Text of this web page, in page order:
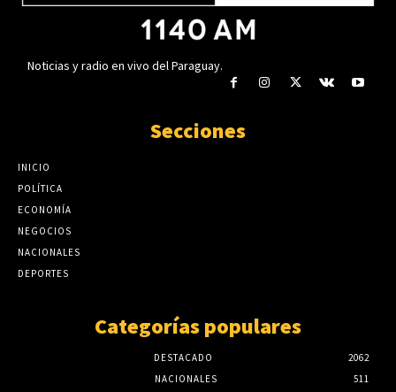
Noticias y radio en vivo del Paraguay.
Secciones
INICIO
POLÍTICA
ECONOMÍA
NEGOCIOS
NACIONALES
DEPORTES
Categorías populares
DESTACADO
2062
NACIONALES
511